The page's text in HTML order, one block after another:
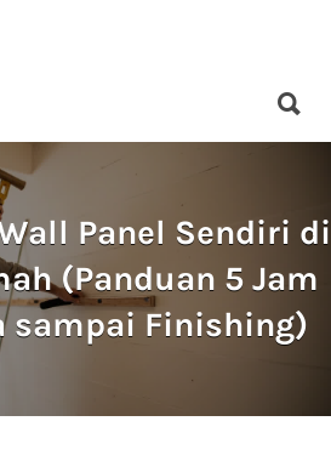
Panel Sendiri di
(Panduan 5 Jam
sampai Finishing)